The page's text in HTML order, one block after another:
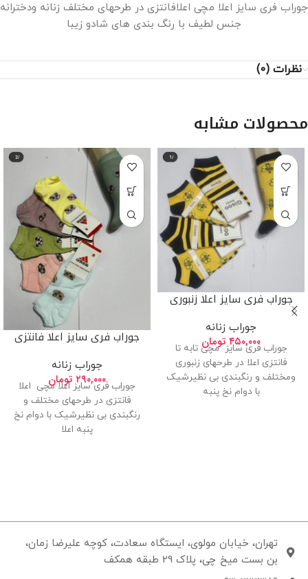
جوراب فری سایز اعلا مچی اعلافانتزی در طرحهای مختلف زنانه ودخترانه
جنس لطیف با رنگ بندی های شادو زیبا
نظرات (0)
محصولات مشابه
جوراب فری سایز اعلا زنبوری
جوراب زنانه
۴۵۰,۰۰۰ تومان
جوراب فری سایز مچی تابه تا
فانتزی اعلا در طرحهای زنبوری
ومختلف و رنگبندی بی نظیرشیک
با دوام نخ پنبه
جوراب فری سایز اعلا فانتزی
جوراب زنانه
۲۹۰,۰۰۰ تومان
جوراب فری سایز اعلا مچی اعلا
فانتزی در طرحهای مختلف و
رنگبندی بی نظیرشیک با دوام نخ
پنبه اعلا
تهران، خیابان مولوی، ایستگاه سعادت، کوچه علیرضا زمان،
بن بست میخ چی، پلاک 29 طبقه همکف